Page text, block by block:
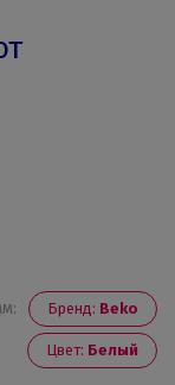
Бренд: Beko
Цвет: Белый